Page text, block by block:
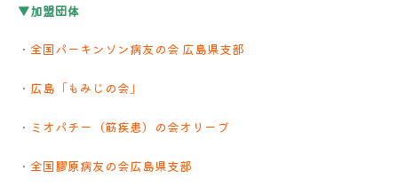
▼加盟団体
・ 全国パーキンソン病友の会 広島県支部
・ 広島「もみじの会」
・ ミオパチー（筋疾患）の会オリーブ
・ 全国膠原病友の会広島県支部